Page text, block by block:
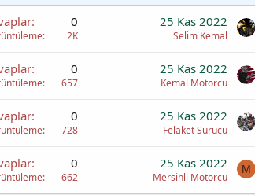
0
2K
25 Kas 2022
Selim Kemal
0
657
25 Kas 2022
Kemal Motorcu
0
728
25 Kas 2022
Felaket Sürücü
0
662
25 Kas 2022
Mersinli Motorcu
M